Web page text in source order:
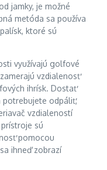
jamky, je možné
metóda sa používa
ktoré sú
využívajú golfové
vzdialenosť
ihrísk. Dostať
potrebujete odpáliť,
vzdialeností
sú
pomocou
ihneď zobrazí